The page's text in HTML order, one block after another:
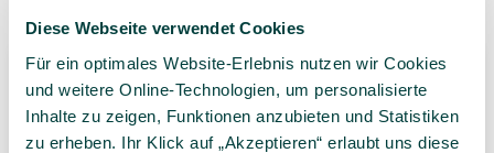
Diese Webseite verwendet Cookies
Für ein optimales Website-Erlebnis nutzen wir Cookies
und weitere Online-Technologien, um personalisierte
Inhalte zu zeigen, Funktionen anzubieten und Statistiken
zu erheben. Ihr Klick auf „Akzeptieren“ erlaubt uns diese
Bestseller Bestseller